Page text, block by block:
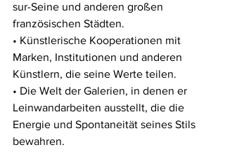
sur-Seine und anderen großen
französischen Städten.
• Künstlerische Kooperationen mit
Marken, Institutionen und anderen
Künstlern, die seine Werte teilen.
• Die Welt der Galerien, in denen er
Leinwandarbeiten ausstellt, die die
Energie und Spontaneität seines Stils
bewahren.